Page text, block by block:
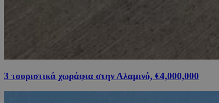
3 τουριστικά χωράφια στην Αλαμινό, €4,000,000